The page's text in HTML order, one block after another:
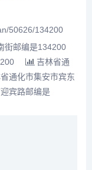
50626/134200
街邮编是134200
吉林省通
通化市集安市宾东
宾路邮编是